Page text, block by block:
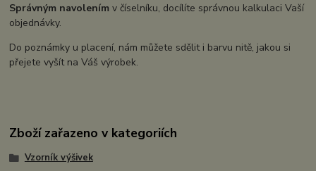
Správným navolením v číselníku, docílíte správnou kalkulaci Vaší
objednávky.
Do poznámky u placení, nám můžete sdělit i barvu nitě, jakou si
přejete vyšít na Váš výrobek.
Zboží zařazeno v kategoriích
Vzorník výšivek